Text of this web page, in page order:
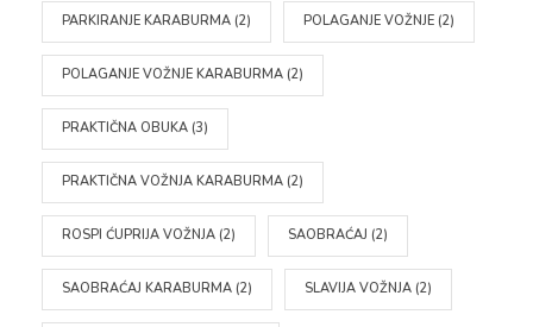
PARKIRANJE KARABURMA (2) POLAGANJE VOŽNJE (2)
POLAGANJE VOŽNJE KARABURMA (2)
PRAKTIČNA OBUKA (3)
PRAKTIČNA VOŽNJA KARABURMA (2)
ROSPI ĆUPRIJA VOŽNJA (2) SAOBRAĆAJ (2)
SAOBRAĆAJ KARABURMA (2) SLAVIJA VOŽNJA (2)